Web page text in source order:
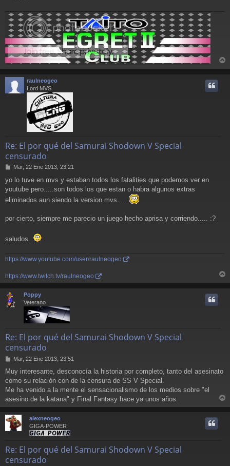
e
r
raulneogeo
Lord MVS
Re: El por qué del Samurai Shodown V Special
censurado
M
n
s
a
Mar, 22 Ene 2013, 23:21
yo lo tuve en mvs y estaban todos los fatalities que podemos ver en
youtube pero.....son todos los que estan o habra algunos extras
eliminados aun siendo la version mvs.....
por cierto, siempre me parecio un juego hecho aprisa y corriendo..... :?
saludos.
https://www.youtube.com/user/raulneogeo
https://www.twitch.tv/raulneogeo
r
Poppy
Veterano
Re: El por qué del Samurai Shodown V Special
censurado
M
n
s
a
j
Mar, 22 Ene 2013, 23:51
Muy interesante, desconocía la historia por completo, tanto del asesinato
como su relación con de la censura de SS V Special.
Me ha venido a la mente el sensacionalismo de los medios sobre "el
asesino de la katana" y Final Fantasy hace ya unos años.
r
alexneogeo
GIGA-POWER
Re: El por qué del Samurai Shodown V Special
censurado